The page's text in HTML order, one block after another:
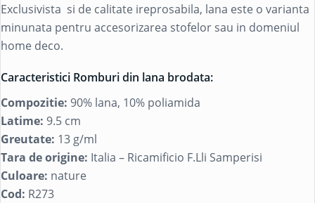
Exclusivista si de calitate ireprosabila, lana este o varianta
minunata pentru accesorizarea stofelor sau in domeniul
home deco.
Caracteristici Romburi din lana brodata:
Compozitie: 90% lana, 10% poliamida
Latime: 9.5 cm
Greutate: 13 g/ml
Tara de origine: Italia – Ricamificio F.Lli Samperisi
Culoare: nature
Cod: R273